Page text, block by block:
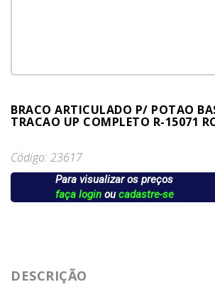
BRACO ARTICULADO P/ POTAO
TRACAO UP COMPLETO R-15071
Código: 23617
Para visualizar os preços
faça loginoucadastre-se
DESCRIÇÃO